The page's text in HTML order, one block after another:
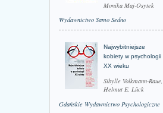
Monika Maj-Osytek
Wydawnictwo Samo Sedno
Najwybitniejsze
kobiety w psychologii
XX wieku
Sibylle Volkmann-Raue,
Helmut E. Lück
Gdańskie Wydawnictwo Psychologiczne